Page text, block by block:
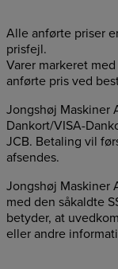
Alle anførte priser
prisfejl.
Varer markeret
anførte pris ved
Jongshøj Maskiner
Dankort/VISA-
JCB. Betaling vil
afsendes.
Jongshøj Maskiner
med den såkaldte
betyder, at
eller andre